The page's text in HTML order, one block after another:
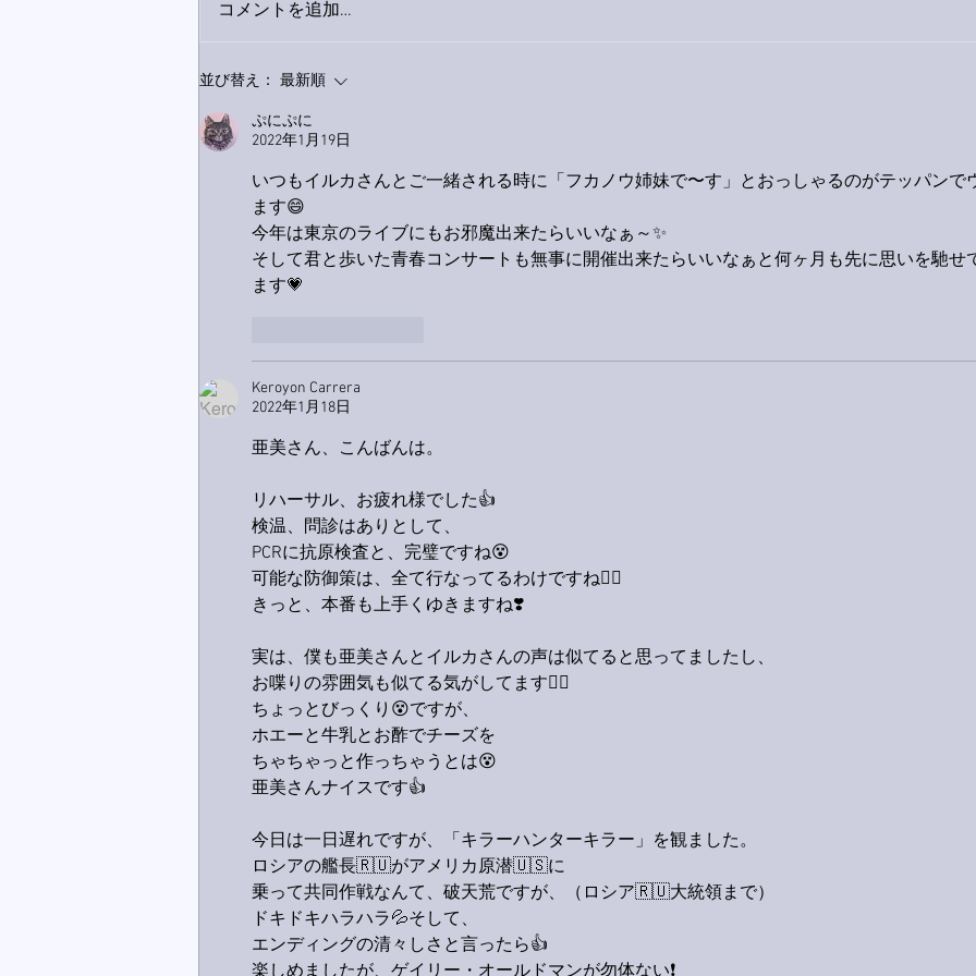
家レコーディング無事終了。
コメントを追加…
並び替え： 最新順
ぷにぷに
2022年1月19日
いつもイルカさんとご一緒される時に「フカノウ姉妹で〜す」とおっしゃるのがテッパンで
ます😄
今年は東京のライブにもお邪魔出来たらいいなぁ～✨
そして君と歩いた青春コンサートも無事に開催出来たらいいなぁと何ヶ月も先に思いを馳せ
ます💗
Keroyon Carrera
2022年1月18日
亜美さん、こんばんは。
リハーサル、お疲れ様でした👍
検温、問診はありとして、
PCRに抗原検査と、完璧ですね😵
可能な防御策は、全て行なってるわけですね🙋‍♂️
きっと、本番も上手くゆきますね❣️
実は、僕も亜美さんとイルカさんの声は似てると思ってましたし、
お喋りの雰囲気も似てる気がしてます🙋‍♂️
ちょっとびっくり😵ですが、
ホエーと牛乳とお酢でチーズを
ちゃちゃっと作っちゃうとは😵
亜美さんナイスです👍
今日は一日遅れですが、「キラーハンターキラー」を観ました。
ロシアの艦長🇷🇺がアメリカ原潜🇺🇸に
乗って共同作戦なんて、破天荒ですが、（ロシア🇷🇺大統領まで）
ドキドキハラハラ💦そして、
エンディングの清々しさと言ったら👍